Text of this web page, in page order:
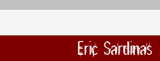
Eric Sardinas